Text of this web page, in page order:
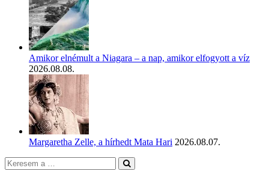
Amikor elnémult a Niagara – a nap, amikor elfogyott a víz
2026.08.08.
Margaretha Zelle, a hírhedt Mata Hari 2026.08.07.